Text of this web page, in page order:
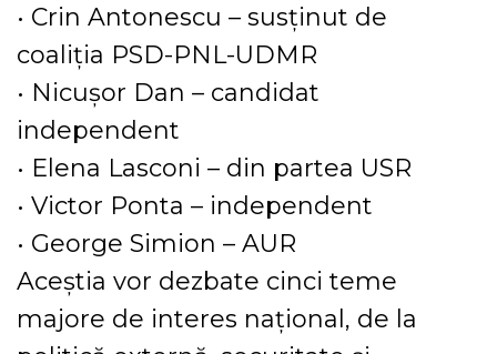
• Crin Antonescu – susținut de
coaliția PSD-PNL-UDMR
• Nicușor Dan – candidat
independent
• Elena Lasconi – din partea USR
• Victor Ponta – independent
• George Simion – AUR
Aceștia vor dezbate cinci teme
majore de interes național, de la